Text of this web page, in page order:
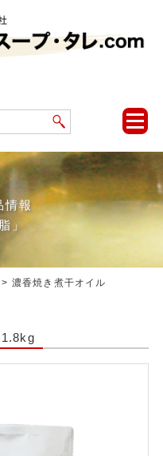
toggle
情報
」
> 濃香焼き煮干オイル